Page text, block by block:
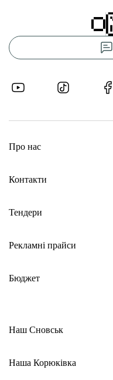
Про нас
Контакти
Тендери
Рекламні прайси
Бюджет
Наш Сновськ
Наша Корюківка